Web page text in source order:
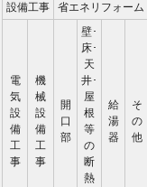
設備工事 省エネリフォーム
電
気
設
備
工
事
機
械
設
備
工
事
開
口
部
壁･
床･
天
井･
屋
根
等
の
断
熱
給
湯
器
そ
の
他